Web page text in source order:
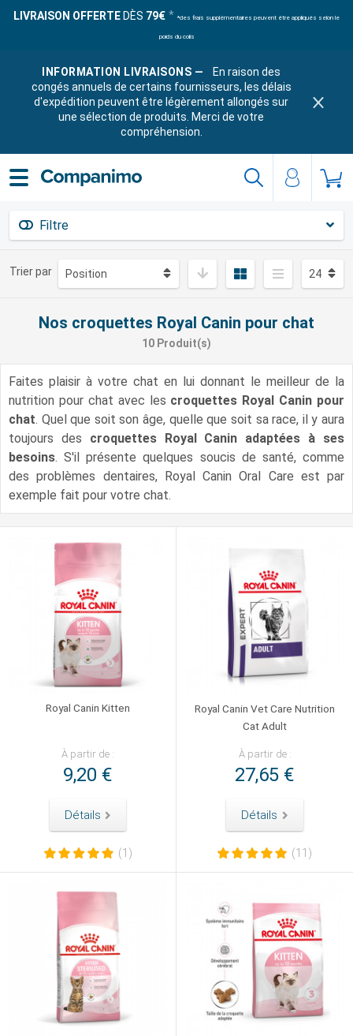
LIVRAISON OFFERTE DÈS 79€ *des frais supplémentaires peuvent être appliqués selon le
poids du colis
INFORMATION LIVRAISONS —
En raison des
congés annuels de certains fournisseurs, les délais
d'expédition peuvent être légèrement allongés sur
une sélection de produits. Merci de votre
compréhension.
Filtre
Trier par
Nos croquettes Royal Canin pour chat
10 Produit(s)
Faites plaisir à votre chat en lui donnant le meilleur de la
nutrition pour chat avec les croquettes Royal Canin pour
chat. Quel que soit son âge, quelle que soit sa race, il y aura
toujours des croquettes Royal Canin adaptées à ses
besoins. S'il présente quelques soucis de santé, comme
des problèmes dentaires, Royal Canin Oral Care est par
exemple fait pour votre chat.
Royal Canin Kitten
À partir de :
9,20 €
Détails
(1)
Royal Canin Vet Care Nutrition
Cat Adult
À partir de :
27,65 €
Détails
(11)